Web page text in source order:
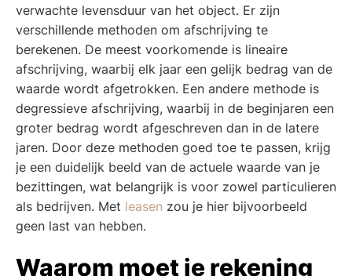
verwachte levensduur van het object. Er zijn
verschillende methoden om afschrijving te
berekenen. De meest voorkomende is lineaire
afschrijving, waarbij elk jaar een gelijk bedrag van de
waarde wordt afgetrokken. Een andere methode is
degressieve afschrijving, waarbij in de beginjaren een
groter bedrag wordt afgeschreven dan in de latere
jaren. Door deze methoden goed toe te passen, krijg
je een duidelijk beeld van de actuele waarde van je
bezittingen, wat belangrijk is voor zowel particulieren
als bedrijven. Met leasen zou je hier bijvoorbeeld
geen last van hebben.
Waarom moet je rekening